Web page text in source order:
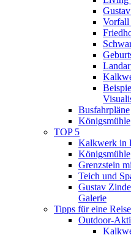
Vorfall
Busfahrpläne
Königsmühle
TOP 5
Kalkwerk in
Königsmühle
Grenzstein
Teich und
Gustav
Galerie
Tipps für eine Reise
Outdoor-